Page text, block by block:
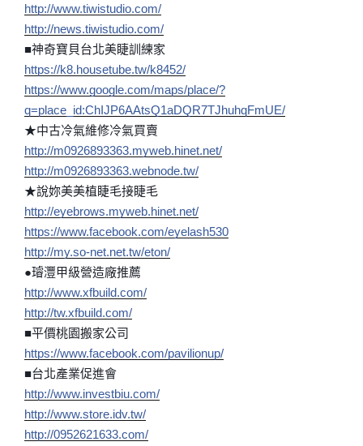
http://www.tiwistudio.com/
http://news.tiwistudio.com/
■神奇寶貝台北美睫訓練家
https://k8.housetube.tw/k8452/
https://www.google.com/maps/place/?
q=place_id:ChIJP6AAtsQ1aDQR7TJhuhqFmUE/
★中古冷氣維修冷氣買賣
http://m0926893363.myweb.hinet.net/
http://m0926893363.webnode.tw/
★說妳美美植睫毛接睫毛
http://eyebrows.myweb.hinet.net/
https://www.facebook.com/eyelash530
http://my.so-net.net.tw/eton/
●璿灃甲級營造廠推薦
http://www.xfbuild.com/
http://tw.xfbuild.com/
■平價桃園搬家公司
https://www.facebook.com/pavilionup/
■台北產業促進會
http://www.investbiu.com/
http://www.store.idv.tw/
http://0952621633.com/